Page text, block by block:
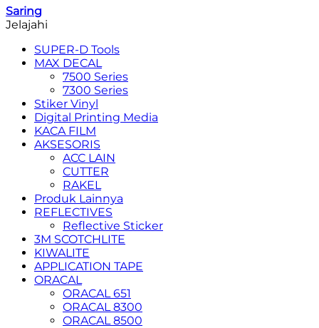
Saring
Jelajahi
SUPER-D Tools
MAX DECAL
7500 Series
7300 Series
Stiker Vinyl
Digital Printing Media
KACA FILM
AKSESORIS
ACC LAIN
CUTTER
RAKEL
Produk Lainnya
REFLECTIVES
Reflective Sticker
3M SCOTCHLITE
KIWALITE
APPLICATION TAPE
ORACAL
ORACAL 651
ORACAL 8300
ORACAL 8500